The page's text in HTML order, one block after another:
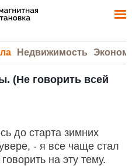
Недвижимость
(Не говорить всей
до старта зимних
- я все чаще стал
на эту тему.